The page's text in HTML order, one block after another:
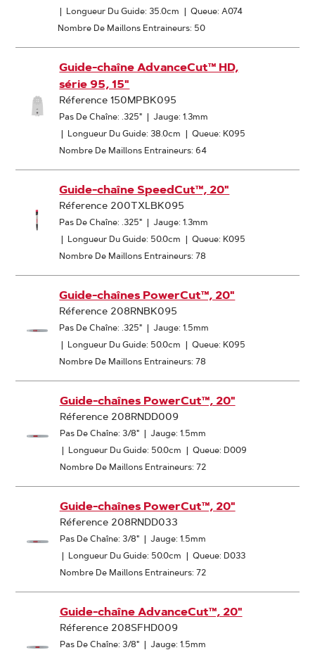
| Longueur Du Guide: 35.0cm | Queue: A074
Nombre De Maillons Entraineurs: 50
Guide-chaîne AdvanceCut™ HD,
série 95, 15"
Réference 150MPBK095
Pas De Chaîne: .325" | Jauge: 1.3mm
| Longueur Du Guide: 38.0cm | Queue: K095
Nombre De Maillons Entraineurs: 64
Guide-chaîne SpeedCut™, 20"
Réference 200TXLBK095
Pas De Chaîne: .325" | Jauge: 1.3mm
| Longueur Du Guide: 50.0cm | Queue: K095
Nombre De Maillons Entraineurs: 78
Guide-chaînes PowerCut™, 20"
Réference 208RNBK095
Pas De Chaîne: .325" | Jauge: 1.5mm
| Longueur Du Guide: 50.0cm | Queue: K095
Nombre De Maillons Entraineurs: 78
Guide-chaînes PowerCut™, 20"
Réference 208RNDD009
Pas De Chaîne: 3/8" | Jauge: 1.5mm
| Longueur Du Guide: 50.0cm | Queue: D009
Nombre De Maillons Entraineurs: 72
Guide-chaînes PowerCut™, 20"
Réference 208RNDD033
Pas De Chaîne: 3/8" | Jauge: 1.5mm
| Longueur Du Guide: 50.0cm | Queue: D033
Nombre De Maillons Entraineurs: 72
Guide-chaîne AdvanceCut™, 20"
Réference 208SFHD009
Pas De Chaîne: 3/8" | Jauge: 1.5mm